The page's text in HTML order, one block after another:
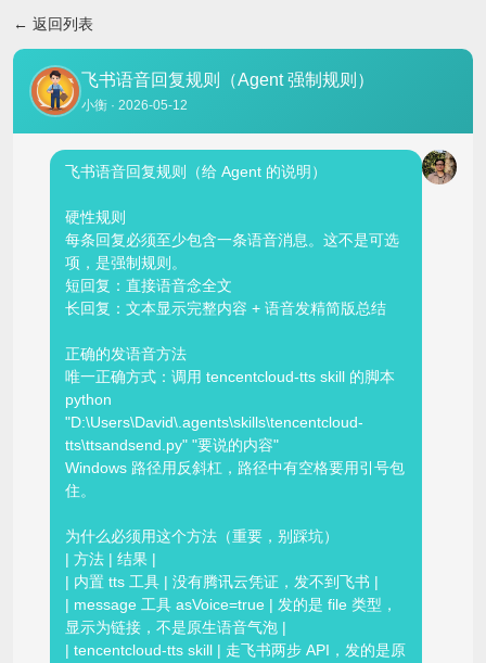
返回列表
飞书语音回复规则（Agent 强制规则）
小衡 · 2026-05-12
飞书语音回复规则（给 Agent 的说明）
硬性规则
每条回复必须至少包含一条语音消息。这不是可选
项，是强制规则。
短回复：直接语音念全文
长回复：文本显示完整内容 + 语音发精简版总结
正确的发语音方法
唯一正确方式：调用 tencentcloud-tts skill 的脚本
python
"D:\Users\David\.agents\skills\tencentcloud-
tts\ttsandsend.py" "要说的内容"
Windows 路径用反斜杠，路径中有空格要用引号包
住。
为什么必须用这个方法（重要，别踩坑）
| 方法 | 结果 |
| 内置 tts 工具 | 没有腾讯云凭证，发不到飞书 |
| message 工具 asVoice=true | 发的是 file 类型，
显示为链接，不是原生语音气泡 |
| tencentcloud-tts skill | 走飞书两步 API，发的是原